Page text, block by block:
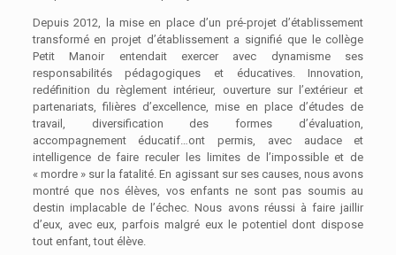
Depuis 2012, la mise en place d’un pré-projet d’établissement
transformé en projet d’établissement a signifié que le collège
Petit Manoir entendait exercer avec dynamisme ses
responsabilités pédagogiques et éducatives. Innovation,
redéfinition du règlement intérieur, ouverture sur l’extérieur et
partenariats, filières d’excellence, mise en place d’études de
travail, diversification des formes d’évaluation,
accompagnement éducatif…ont permis, avec audace et
intelligence de faire reculer les limites de l’impossible et de
« mordre » sur la fatalité. En agissant sur ses causes, nous avons
montré que nos élèves, vos enfants ne sont pas soumis au
destin implacable de l’échec. Nous avons réussi à faire jaillir
d’eux, avec eux, parfois malgré eux le potentiel dont dispose
tout enfant, tout élève.